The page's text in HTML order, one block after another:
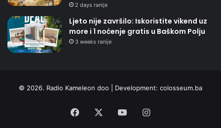
2 days ranije
Ljeto nije završilo: Iskoristite vikend uz
more i 1 noćenje gratis u Baškom Polju
3 weeks ranije
© 2026. Radio Kameleon doo | Development: colosseum.ba
Facebook YouTubeInstagram